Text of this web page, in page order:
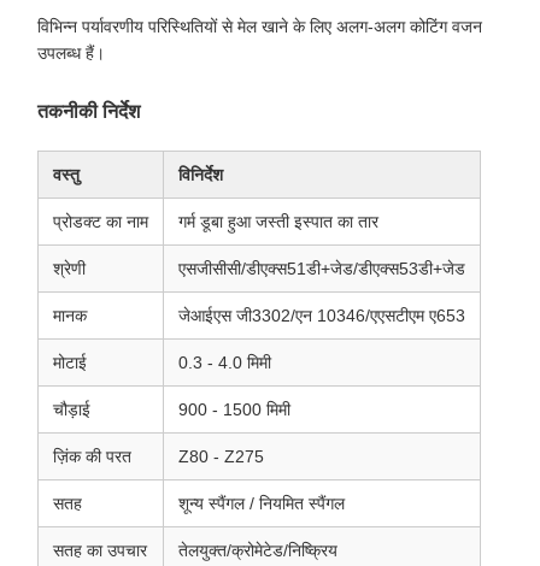
विभिन्न पर्यावरणीय परिस्थितियों से मेल खाने के लिए अलग-अलग कोटिंग वजन
उपलब्ध हैं।
तकनीकी निर्देश
वस्तु विनिर्देश
प्रोडक्ट का नाम गर्म डूबा हुआ जस्ती इस्पात का तार
श्रेणी एसजीसीसी/डीएक्स51डी+जेड/डीएक्स53डी+जेड
मानक जेआईएस जी3302/एन 10346/एएसटीएम ए653
मोटाई 0.3 - 4.0 मिमी
चौड़ाई 900 - 1500 मिमी
ज़िंक की परत Z80 - Z275
सतह शून्य स्पैंगल / नियमित स्पैंगल
सतह का उपचार तेलयुक्त/क्रोमेटेड/निष्क्रिय